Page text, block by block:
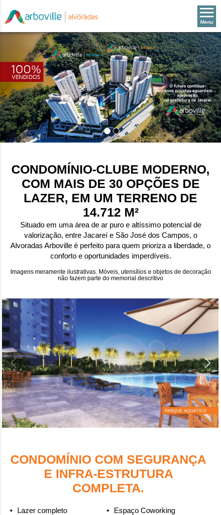
Menu
CONDOMÍNIO-CLUBE MODERNO,
COM MAIS DE 30 OPÇÕES DE
LAZER, EM UM TERRENO DE
14.712 M²
Situado em uma área de ar puro e altíssimo potencial de
valorização, entre Jacareí e São José dos Campos, o
Alvoradas Arboville é perfeito para quem prioriza a liberdade, o
conforto e oportunidades imperdíveis.
Imagens meramente ilustrativas. Móveis, utensílios e objetos de decoração
não fazem parte do memorial descritivo
CONDOMÍNIO COM SEGURANÇA
E INFRA-ESTRUTURA
COMPLETA.
Lazer completo
Espaço Coworking